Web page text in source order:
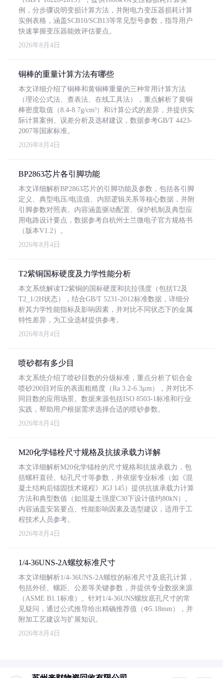
例，分步骤说明变损计算方法，并附电力变压器损耗计算
实例表格，涵盖SCB10/SCB13等常见型号参数，指导用户
快速掌握变压器能效评估要点。
2026年8月4日
铜棒的重量计算方法有哪些
本文详细介绍了铜棒和黄铜棒重量的三种常用计算方法
（理论公式法、查表法、在线工具法），重点解析了黄铜
棒密度取值（8.4-8.7g/cm³）和计算公式的差异，并提供实
际计算案例、误差分析及选材建议，数据参考GB/T 4423-
2007等国家标准。
2026年8月4日
BP2863芯片各引脚功能
本文详细解析BP2863芯片的引脚功能及参数，包括各引脚
定义、典型电压/电流值、内部逻辑关系等核心数据，并附
引脚参数对照表。内容涵盖驱动配置、保护机制及典型应
用电路设计要点，数据参考自杭州士兰微电子官方规格书
（版本V1.2）。
2026年8月4日
T2紫铜国标硬度及力学性能分析
本文系统解读T2紫铜的国标硬度和抗拉强度（包括T2及
T2_1/2H状态），结合GB/T 5231-2012标准数据，详细分
析其力学性能指标及影响因素，并对比不同状态下的金属
特性差异，为工业选材提供参考。
2026年8月4日
喷砂都有多少目
本文系统介绍了喷砂目数的分级标准，重点分析了铝合金
喷砂200目对应的表面粗糙度（Ra 3.2-6.3μm），并对比不
同目数的应用场景。数据来源包括ISO 8503-1标准和行业
实践，帮助用户根据需求选择合适的喷砂参数。
2026年8月4日
M20化学锚栓尺寸规格及抗拔承载力详解
本文详细解析M20化学锚栓的尺寸规格和抗拔承载力，包
括螺杆直径、钻孔尺寸等参数，并依据专业标准（如《混
凝土结构后锚固技术规程》JGJ 145）提供抗拔承载力计算
方法和典型数值（如混凝土强度C30下设计值约80kN）。
内容涵盖安装要点、性能影响因素及选型建议，适用于工
程技术人员参考。
2026年8月4日
1/4-36UNS-2A螺纹标准尺寸
本文详细解析1/4-36UNS-2A螺纹的标准尺寸及底孔计算，
包括外径、螺距、公差等关键参数，并提供专业数据来源
（ASME B1.1标准）。针对1/4-36UNS螺纹底孔尺寸的常
见疑问，通过公式推导给出精确推荐值（Φ5.18mm），并
附加工艺建议与扩展知识。
2026年8月4日